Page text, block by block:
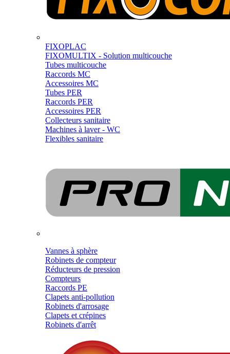
FIXOPLAC
FIXOMULTIX - Solution multicouche
Tubes multicouche
Raccords MC
Accessoires MC
Tubes PER
Raccords PER
Accessoires PER
Collecteurs sanitaire
Machines à laver - WC
Flexibles sanitaire
Vannes à sphère
Robinets de compteur
Réducteurs de pression
Compteurs
Raccords PE
Clapets anti-pollution
Robinets d'arrosage
Clapets et crépines
Robinets d'arrêt